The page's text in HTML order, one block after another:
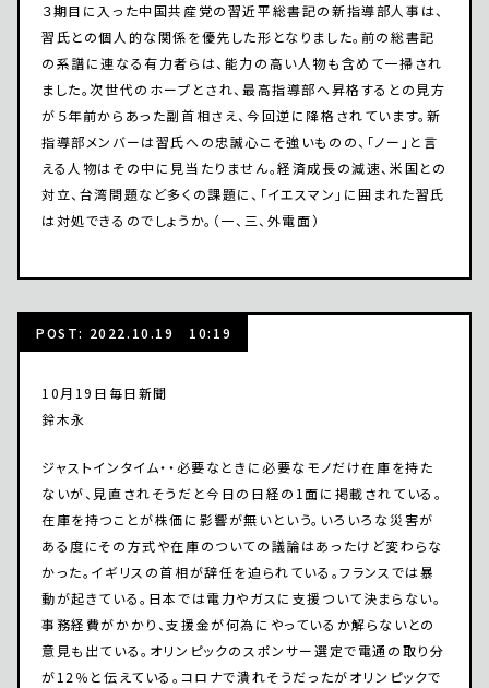
３期目に入った中国共産党の習近平総書記の新指導部人事は、
習氏との個人的な関係を優先した形となりました。前の総書記
の系譜に連なる有力者らは、能力の高い人物も含めて一掃され
ました。次世代のホープとされ、最高指導部へ昇格するとの見方
が５年前からあった副首相さえ、今回逆に降格されています。新
指導部メンバーは習氏への忠誠心こそ強いものの、「ノー」と言
える人物はその中に見当たりません。経済成長の減速、米国との
対立、台湾問題など多くの課題に、「イエスマン」に囲まれた習氏
は対処できるのでしょうか。（一、三、外電面）
POST: 2022.10.19 10:19
10月19日毎日新聞
鈴木永
ジャストインタイム・・必要なときに必要なモノだけ在庫を持た
ないが、見直されそうだと今日の日経の1面に掲載されている。
在庫を持つことが株価に影響が無いという。いろいろな災害が
ある度にその方式や在庫のついての議論はあったけど変わらな
かった。イギリスの首相が辞任を迫られている。フランスでは暴
動が起きている。日本では電力やガスに支援ついて決まらない。
事務経費がかかり、支援金が何為にやっているか解らないとの
意見も出ている。オリンピックのスポンサー選定で電通の取り分
が12％と伝えている。コロナで潰れそうだったがオリンピックで